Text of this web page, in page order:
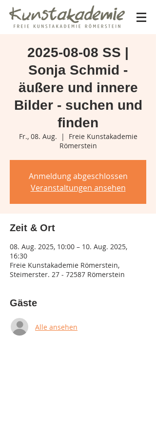
2025-08-08 SS |
Sonja Schmid -
äußere und innere
Bilder - suchen und
finden
Fr., 08. Aug.
  |
Freie Kunstakademie
Römerstein
Anmeldung abgeschlossen
Veranstaltungen ansehen
Zeit & Ort
08. Aug. 2025, 10:00 – 10. Aug. 2025,
16:30
Freie Kunstakademie Römerstein,
Steimerster. 27 - 72587 Römerstein
Gäste
Alle ansehen